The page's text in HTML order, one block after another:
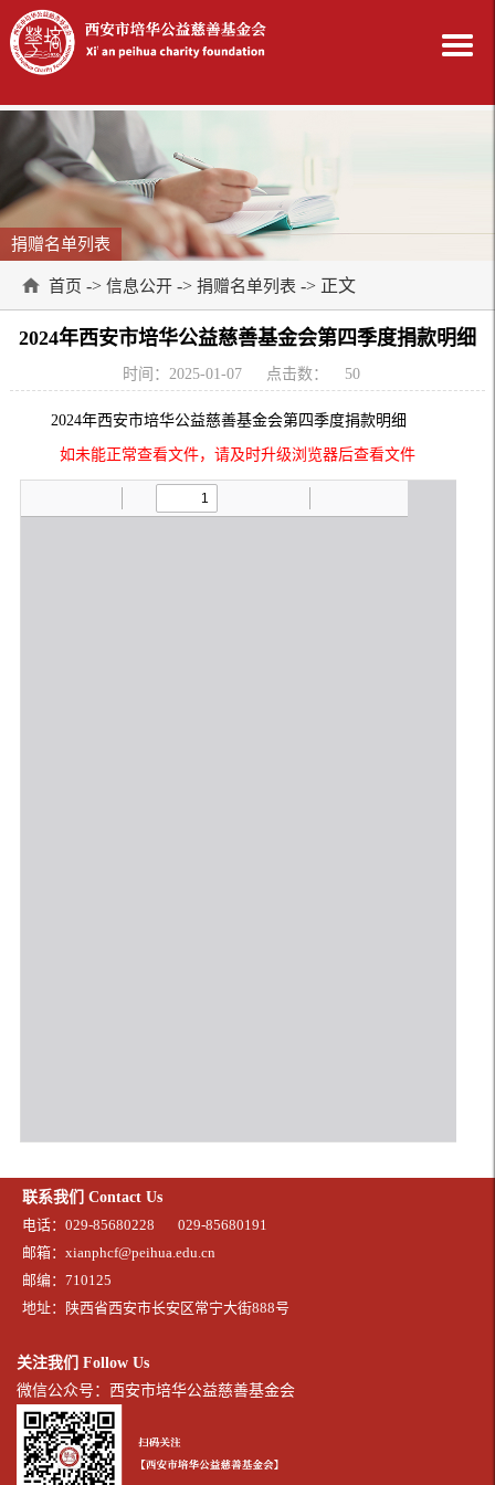
捐赠名单列表
首页 -> 信息公开 -> 捐赠名单列表 -> 正文
2024年西安市培华公益慈善基金会第四季度捐款明细
时间：2025-01-07 点击数： 50
2024年西安市培华公益慈善基金会第四季度捐款明细
如未能正常查看文件，请及时升级浏览器后查看文件
联系我们 Contact Us
电话：029-85680228
029-85680191
邮箱：xianphcf@peihua.edu.cn
邮编：710125
地址：陕西省西安市长安区常宁大街888号
关注我们 Follow Us
微信公众号：西安市培华公益慈善基金会